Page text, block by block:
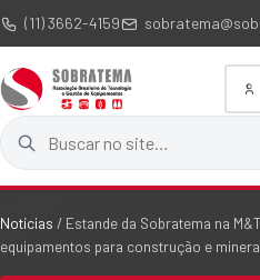
(11) 3662-4159
Buscar no site
Notícias / Estande da Sobratema na
equipamentos para construção e